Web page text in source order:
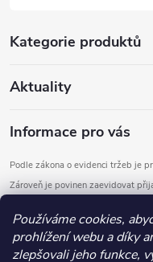
Používáme cookies,
prohlížení webu a díky
zlepšovali jeho funkce,
Kategorie produktů
Aktuality
Informace pro vás
Podle zákona o evidenci tržeb je
Zároveň je povinen zaevidovat
Copyright 2026DOMYS.